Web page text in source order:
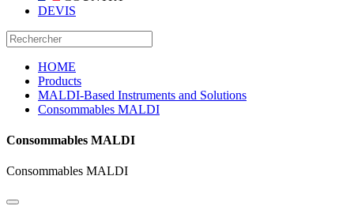
DEVIS
HOME
Products
MALDI-Based Instruments and Solutions
Consommables MALDI
Consommables MALDI
Consommables MALDI